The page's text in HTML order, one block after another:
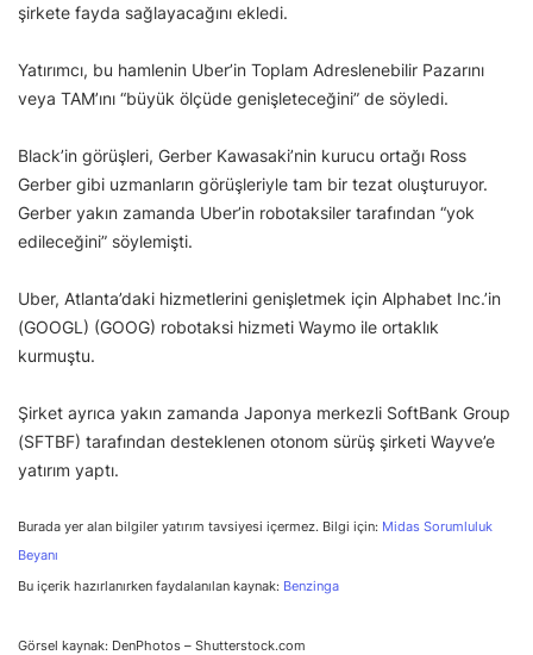
şirkete fayda sağlayacağını ekledi.
Yatırımcı, bu hamlenin Uber’in Toplam Adreslenebilir Pazarını
veya TAM’ını “büyük ölçüde genişleteceğini” de söyledi.
Black’in görüşleri, Gerber Kawasaki’nin kurucu ortağı Ross
Gerber gibi uzmanların görüşleriyle tam bir tezat oluşturuyor.
Gerber yakın zamanda Uber’in robotaksiler tarafından “yok
edileceğini” söylemişti.
Uber, Atlanta’daki hizmetlerini genişletmek için Alphabet Inc.’in
(GOOGL) (GOOG) robotaksi hizmeti Waymo ile ortaklık
kurmuştu.
Şirket ayrıca yakın zamanda Japonya merkezli SoftBank Group
(SFTBF) tarafından desteklenen otonom sürüş şirketi Wayve’e
yatırım yaptı.
Burada yer alan bilgiler yatırım tavsiyesi içermez. Bilgi için: Midas Sorumluluk
Beyanı
Bu içerik hazırlanırken faydalanılan kaynak: Benzinga
Görsel kaynak: DenPhotos – Shutterstock.com